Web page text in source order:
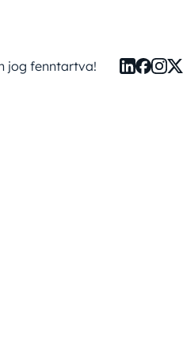
jog fenntartva!